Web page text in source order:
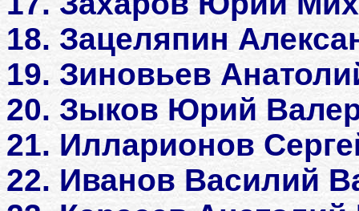
18. Зацеляпин
19. Зиновьев
20. Зыков Юрий
21. Илларионов
22. Иванов Василий